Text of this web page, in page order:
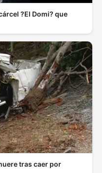
?El Domi? que
tras caer por